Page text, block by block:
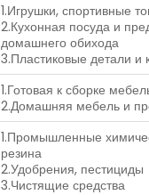
1.Игрушки, спортивные
2.Кухонная посуда и
домашнего обихода
3.Пластиковые детали и
1.Готовая к сборке
2.Домашняя мебель и
1.Промышленные
резина
2.Удобрения, пестициды
3.Чистящие средства